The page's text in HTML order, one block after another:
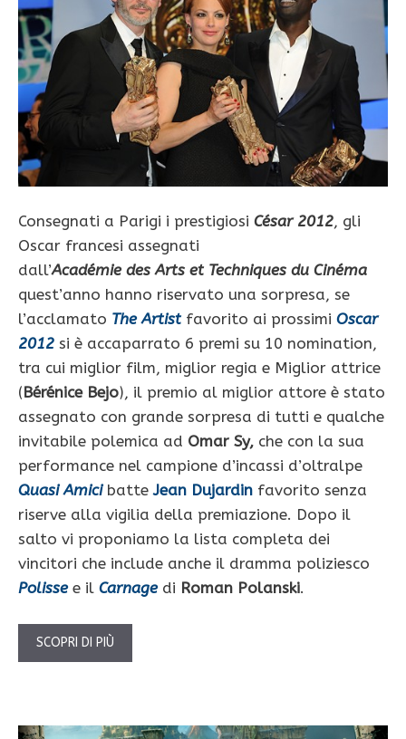
Consegnati a Parigi i prestigiosi César 2012, gli
Oscar francesi assegnati
dall’Académie des Arts et Techniques du Cinéma
quest’anno hanno riservato una sorpresa, se
l’acclamato The Artistfavorito ai prossimi Oscar
2012 si è accaparrato 6 premi su 10 nomination,
tra cui miglior film, miglior regia e Miglior attrice
(Bérénice Bejo), il premio al miglior attore è stato
assegnato con grande sorpresa di tutti e qualche
invitabile polemica ad Omar Sy, che con la sua
performance nel campione d’incassi d’oltralpe
Quasi AmicibatteJean Dujardin favorito senza
riserve alla vigilia della premiazione. Dopo il
salto vi proponiamo la lista completa dei
vincitori che include anche il dramma poliziesco
Polissee il Carnagedi Roman Polanski.
SCOPRI DI PIÙ